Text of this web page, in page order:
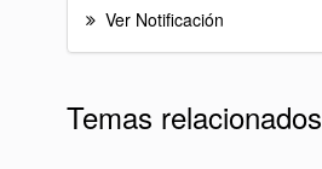
Ver Notificación
Temas relacionados